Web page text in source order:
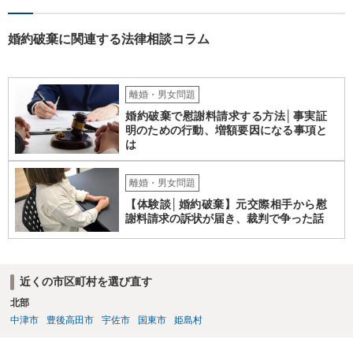
は、法的には別の議論ではありますが、事実上の繋がりがないわけで
負担割合が高くなり、婚約破棄の慰謝料も払う必要が生じるという可
能性もないわけではありません。 ただし、法律上重婚は認められてい
ないので、既婚者同士の婚約が成立するかといわれると、成立しない
と判断される可能性の方が高いと思われます。 ３について 和解をする
際には、清算条項という定めを設けることがほとんどです。 清算条項
を定めることによって、「これをもってお互いに今後一切請求しな
い」ことを双方が誓約することになります。 上記はあくまでも一般論
としての回答となります。 詳細なご事情をお伺いすればより適切な回
答ができるかと存じます。 弁護士に相談すべき事案かと存じますの
で、お早めにご相談されることをお勧めいたします。
婚約破棄に関連する法律相談コラム
離婚・男女問題
婚約破棄で慰謝料請求する方法│事実証
明のための行動、増額要因になる事項と
は
離婚・男女問題
【体験談│婚約破棄】元交際相手から慰
謝料請求の訴状が届き、裁判で争った話
近くの市区町村を選び直す
北部
中津市
豊後高田市 宇佐市 国東市 姫島村